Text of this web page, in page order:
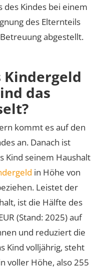
Kindes bei einem
des Elternteils
abgestellt.
Kindergeld
das
kommt es auf den
an. Danach ist
Kind seinem Haushalt
in Höhe von
Leistet der
ist die Hälfte des
(Stand: 2025) auf
und reduziert die
Kind volljährig, steht
voller Höhe, also 255